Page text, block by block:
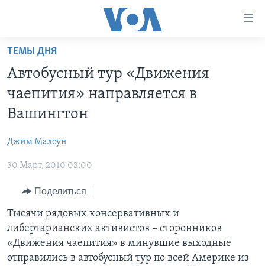
Перейти
основной
контент
Перейти
основной
Перейти
поиск
ГЛАВНОЕ
ПРОГРАММЫ
ПОЧЕМУ ЭТО ВАЖНО?
ДИСКУССИЯ VOA
ДЕТАЛИ
НЬЮ-ЙОРК NEW YORK
АМЕРИКА. БОЛЬШОЕ ПУТЕШЕСТВИЕ
ПРОЕКТЫ
НАША АМЕРИКАНСКАЯ ИСТОРИЯ
А КАК В АМЕРИКЕ?
АРТЕФАКТЫ
АМЕРИКАНСКИЕ ГОРОДКИ
ТЕСТЫ
ИНТЕРВЬЮ
ФАКТЫ ПРОТИВ ФЕЙКОВ
ЗА СВОБОДУ ПРЕССЫ
УЧИМ АНГЛИЙСКИЙ
ВИДЕО
ПОДПИСКА НА НОВОСТИ
ТЕМЫ ДНЯ
Автобусный тур «Движения
чаепития» направляется в
Вашингтон
Джим Малоун
30 Март, 2010 03:00
Поделиться
Тысячи рядовых консервативных и
либертарианских активистов – сторонников
«Движения чаепития» в минувшие выходные
отправились в автобусный тур по всей Америке из